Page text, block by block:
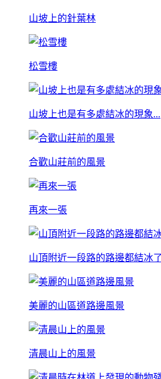
山坡上的針葉林
松雪樓
山坡上也是有多處結冰的現象...
合歡山莊前的風景
再來一張
山頂附近一段路的路邊都結冰
美麗的山區道路邊風景
清晨山上的風景